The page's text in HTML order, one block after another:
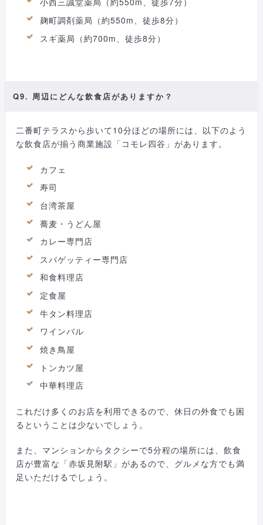
麹町調剤薬局（約550m、徒歩8分）
スギ薬局（約700m、徒歩8分）
Q9. 周辺にどんな飲食店がありますか？
二番町テラスから歩いて10分ほどの場所には、以下のよう
な飲食店が揃う商業施設「コモレ四谷」があります。
カフェ
寿司
台湾茶屋
蕎麦・うどん屋
カレー専門店
スパゲッティー専門店
和食料理店
定食屋
牛タン料理店
ワインバル
焼き鳥屋
トンカツ屋
中華料理店
これだけ多くのお店を利用できるので、休日の外食でも困
るということは少ないでしょう。
また、マンションからタクシーで5分程の場所には、飲食
店が豊富な「赤坂見附駅」があるので、グルメな方でも満
足いただけるでしょう。